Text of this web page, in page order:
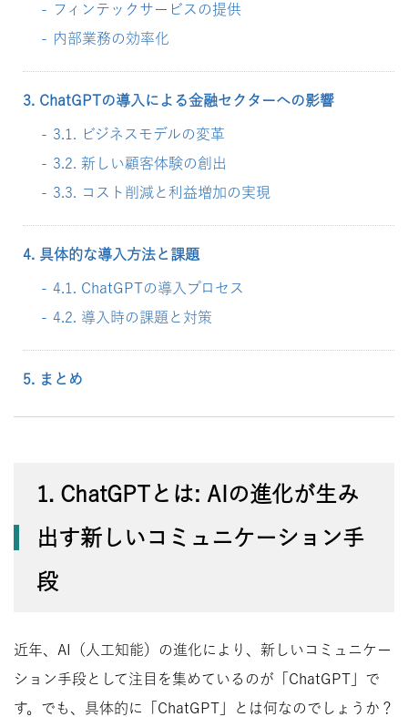
フィンテックサービスの提供
内部業務の効率化
3. ChatGPTの導入による金融セクターへの影響
3.1. ビジネスモデルの変革
3.2. 新しい顧客体験の創出
3.3. コスト削減と利益増加の実現
4. 具体的な導入方法と課題
4.1. ChatGPTの導入プロセス
4.2. 導入時の課題と対策
5. まとめ
1. ChatGPTとは: AIの進化が生み
出す新しいコミュニケーション手
段
近年、AI（人工知能）の進化により、新しいコミュニケー
ション手段として注目を集めているのが「ChatGPT」で
す。でも、具体的に「ChatGPT」とは何なのでしょうか？